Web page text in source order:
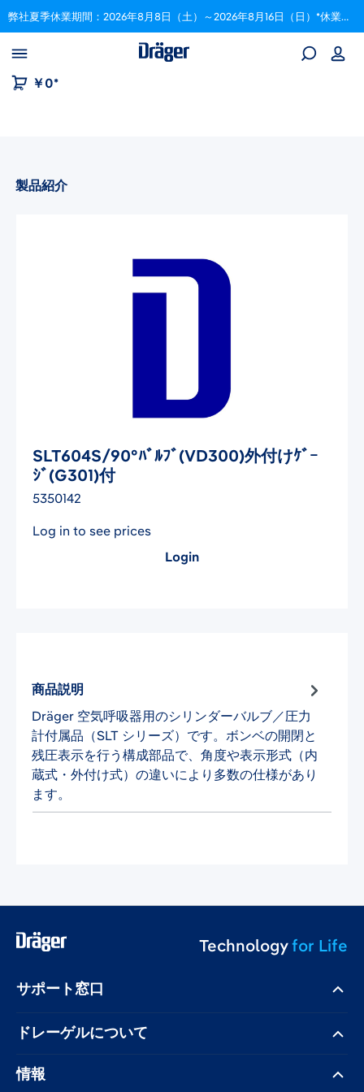
to B2B platform navigation 弊社夏季休業期間：2026年8月8日（土）～2026年8月16日（日）*休業期間中にいただいたご注文は、8月17日以降順次対応いたします。
￥0*
製品紹介
画像ギャラリーをスキップ
SLT604S/90°ﾊﾞﾙﾌﾞ(VD300)外付けｹﾞｰ
ｼﾞ(G301)付
5350142
Log in to see prices
Login
商品説明
Dräger 空気呼吸器用のシリンダーバルブ／圧力
計付属品（SLT シリーズ）です。ボンベの開閉と
残圧表示を行う構成部品で、角度や表示形式（内
蔵式・外付け式）の違いにより多数の仕様があり
ます。
Technologyfor Life
サポート窓口
ドレーゲル​について
情報